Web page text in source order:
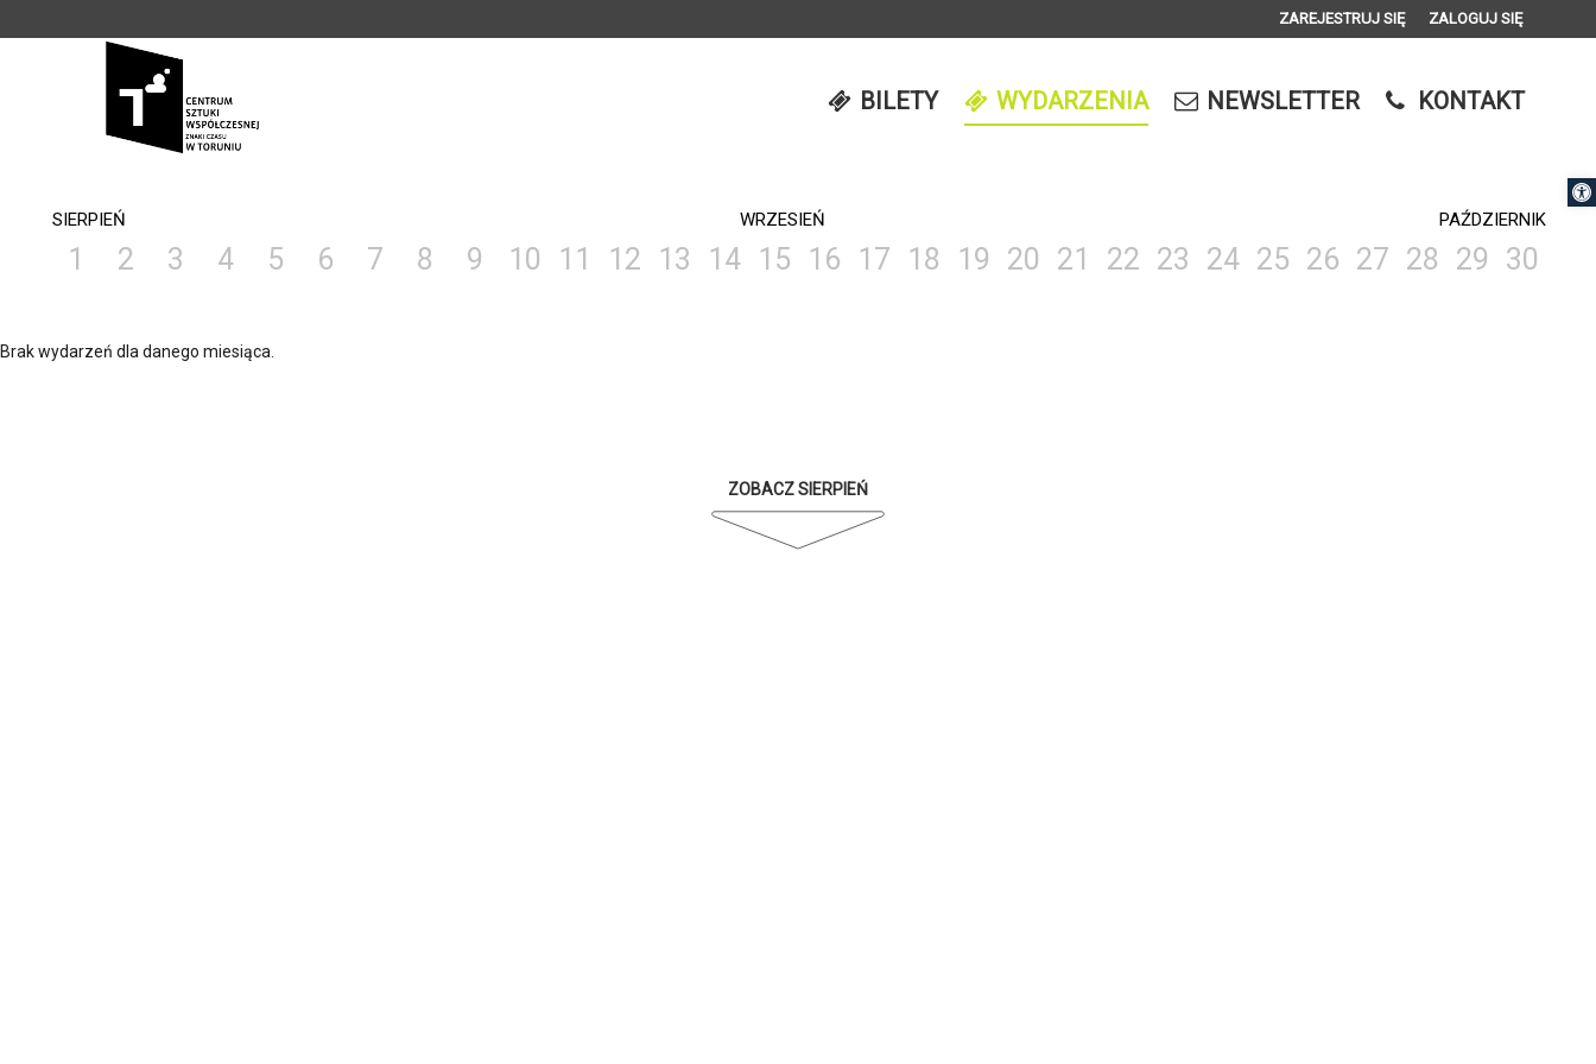
ZAREJESTRUJ SIĘ ZALOGUJ SIĘ
0,00
14
BILETY WYDARZENIA NEWSLETTER KONTAKT
SIERPIEŃ WRZESIEŃ PAŹDZIERNIK
1 2 3 4 5 6 7 8 9 10 11 12 13 14 15 16 17 18 19 20 21 22 23 24 25 26 27 28 29 30
Brak wydarzeń dla danego miesiąca.
ZOBACZ SIERPIEŃ